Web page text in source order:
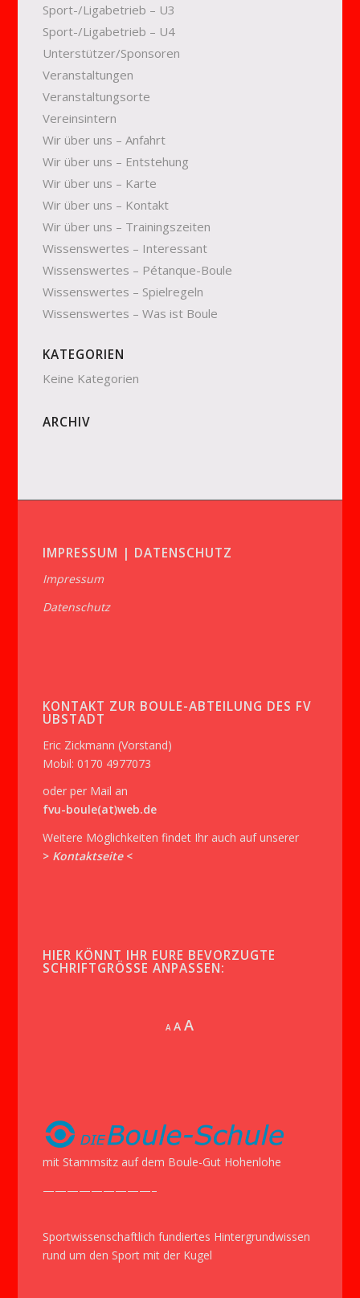
Sport-/Ligabetrieb – U3
Sport-/Ligabetrieb – U4
Unterstützer/Sponsoren
Veranstaltungen
Veranstaltungsorte
Vereinsintern
Wir über uns – Anfahrt
Wir über uns – Entstehung
Wir über uns – Karte
Wir über uns – Kontakt
Wir über uns – Trainingszeiten
Wissenswertes – Interessant
Wissenswertes – Pétanque-Boule
Wissenswertes – Spielregeln
Wissenswertes – Was ist Boule
KATEGORIEN
Keine Kategorien
ARCHIV
IMPRESSUM | DATENSCHUTZ
Impressum
Datenschutz
KONTAKT ZUR BOULE-ABTEILUNG DES FV
UBSTADT
Eric Zickmann (Vorstand)
Mobil: 0170 4977073
oder per Mail an
fvu-boule(at)web.de
Weitere Möglichkeiten findet Ihr auch auf unserer
> Kontaktseite <
HIER KÖNNT IHR EURE BEVORZUGTE
SCHRIFTGRÖSSE ANPASSEN:
A Decrease
AReset
AIncrease
mit Stammsitz auf dem Boule-Gut Hohenlohe
—————————–
Sportwissenschaftlich fundiertes Hintergrundwissen
rund um den Sport mit der Kugel